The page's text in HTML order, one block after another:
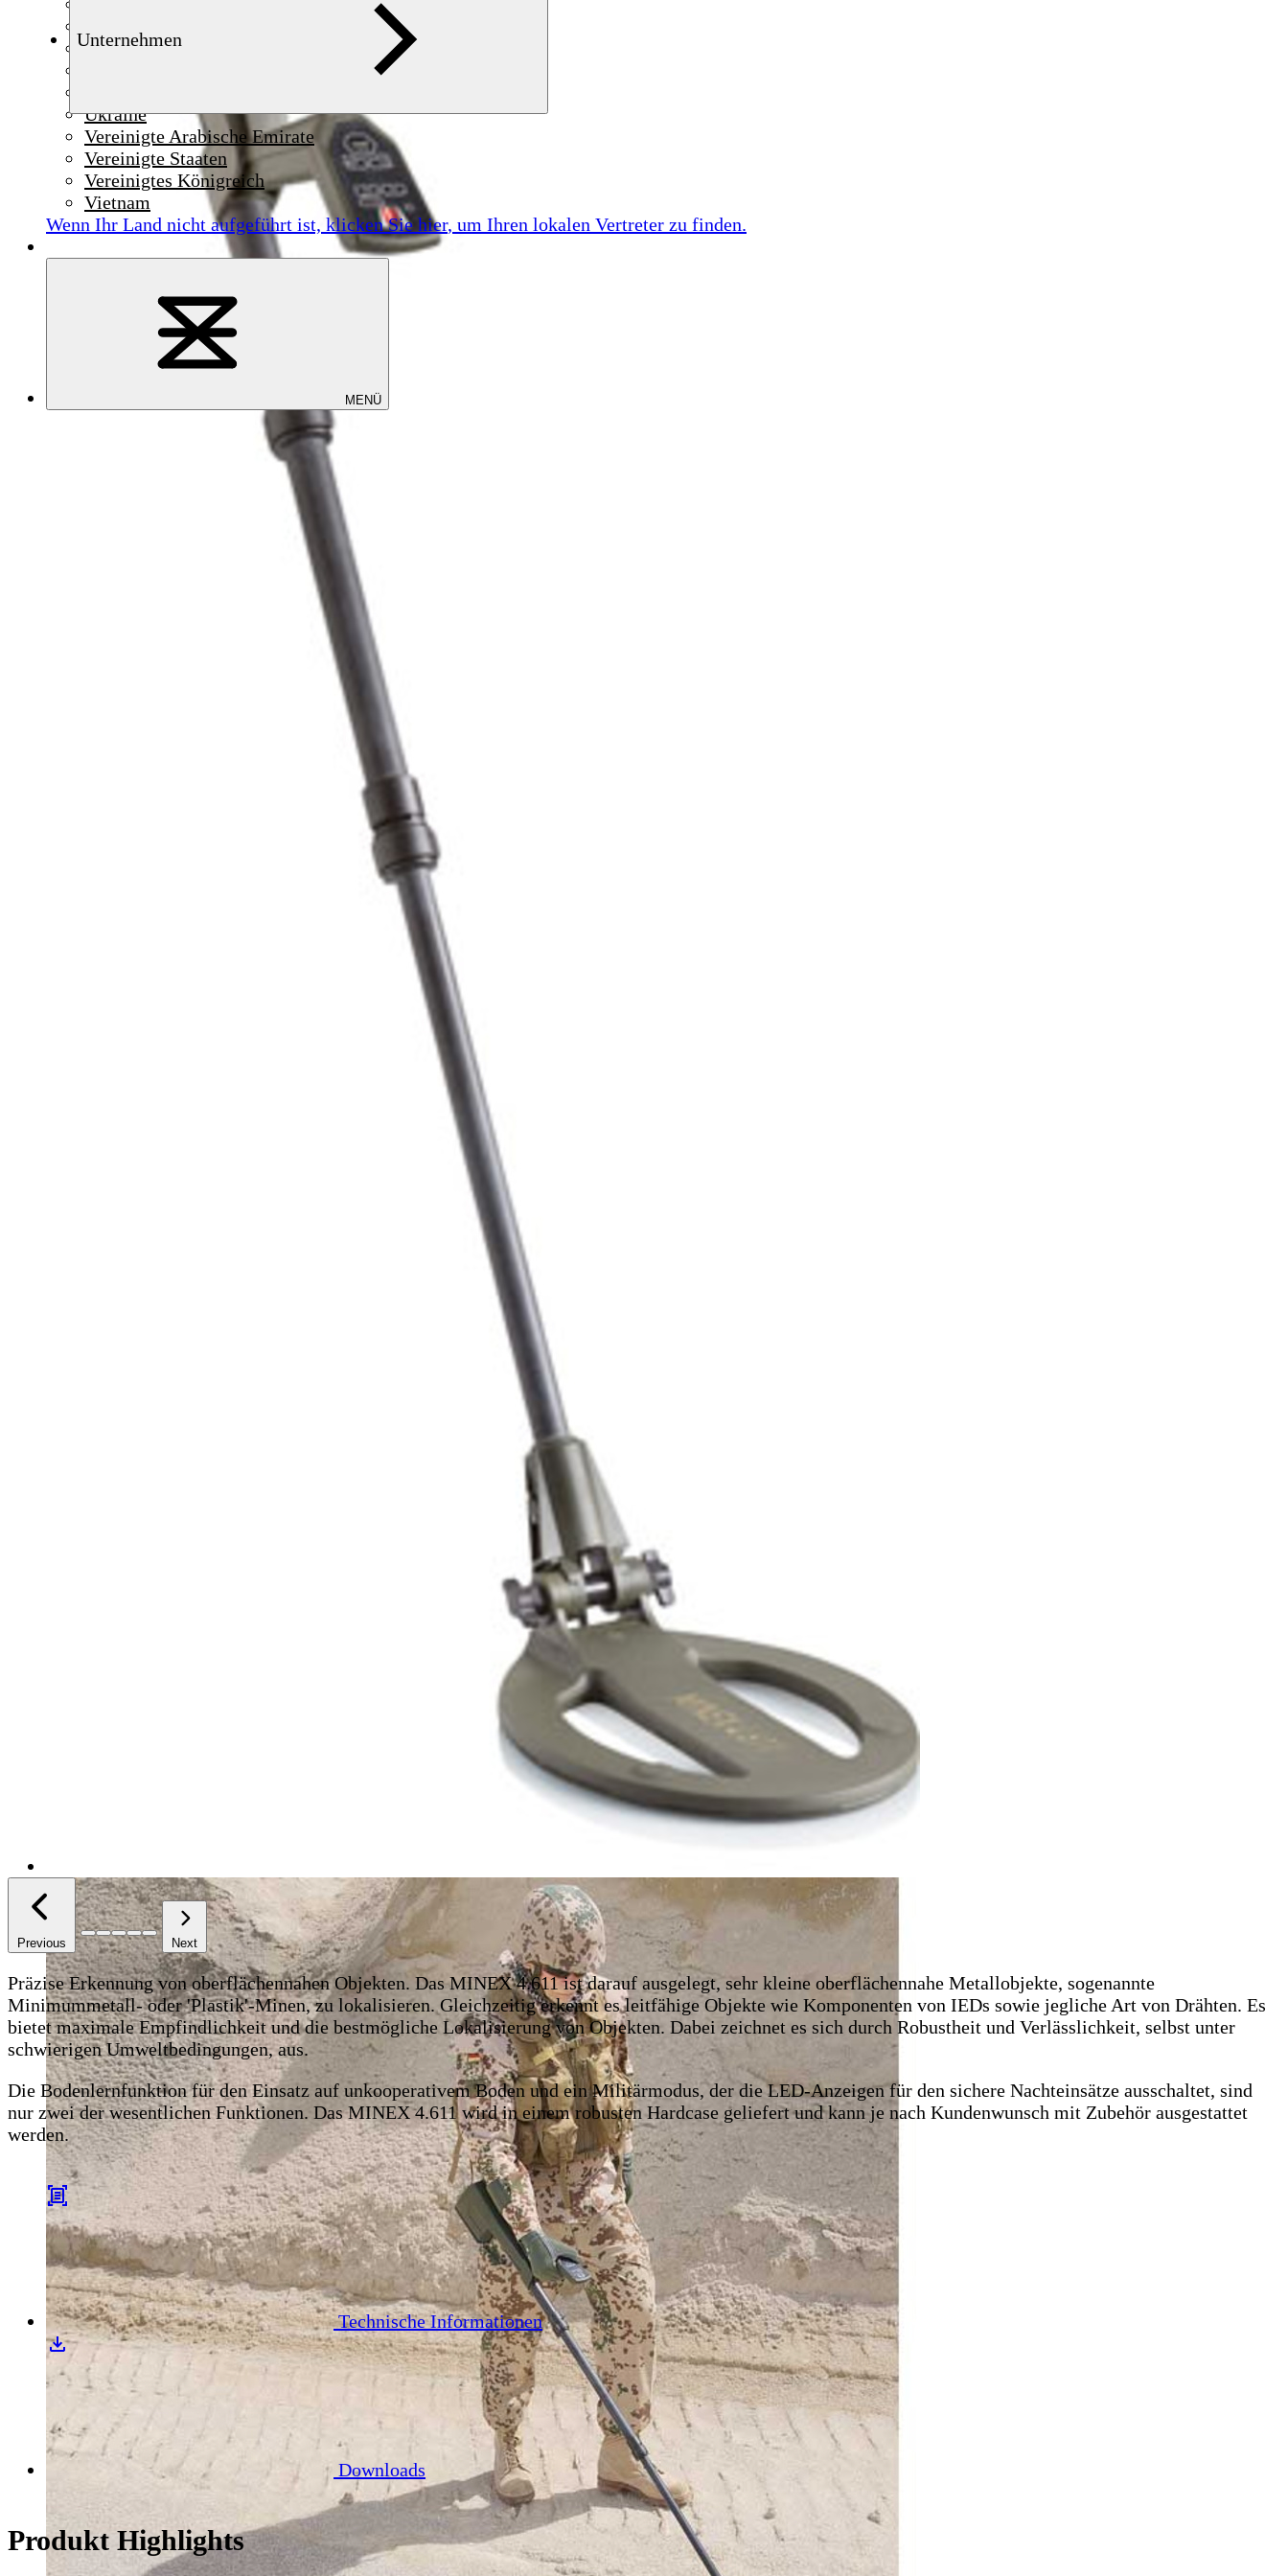
Tschechien
Ukraine
Vereinigte Arabische Emirate
Vereinigte Staaten
Vereinigtes Königreich
Vietnam
Wenn Ihr Land nicht aufgeführt ist, klicken Sie hier, um Ihren lokalen Vertreter zu finden.
MENÜ
Unternehmen
Previous Next
Präzise Erkennung von oberflächennahen Objekten. Das MINEX 4.611 ist darauf ausgelegt, sehr kleine oberflächennahe Metallobjekte, sogenannte
Minimummetall- oder 'Plastik'-Minen, zu lokalisieren. Gleichzeitig erkennt es leitfähige Objekte wie Komponenten von IEDs sowie jegliche Art von Drähten. Es
bietet maximale Empfindlichkeit und die bestmögliche Lokalisierung von Objekten. Dabei zeichnet es sich durch Robustheit und Verlässlichkeit, selbst unter
schwierigen Umweltbedingungen, aus.
Die Bodenlernfunktion für den Einsatz auf unkooperativem Boden und ein Militärmodus, der die LED-Anzeigen für den sichere Nachteinsätze ausschaltet, sind
nur zwei der wesentlichen Funktionen. Das MINEX 4.611 wird in einem robusten Hardcase geliefert und kann je nach Kundenwunsch mit Zubehör ausgestattet
werden.
Technische Informationen
Downloads
Produkt Highlights